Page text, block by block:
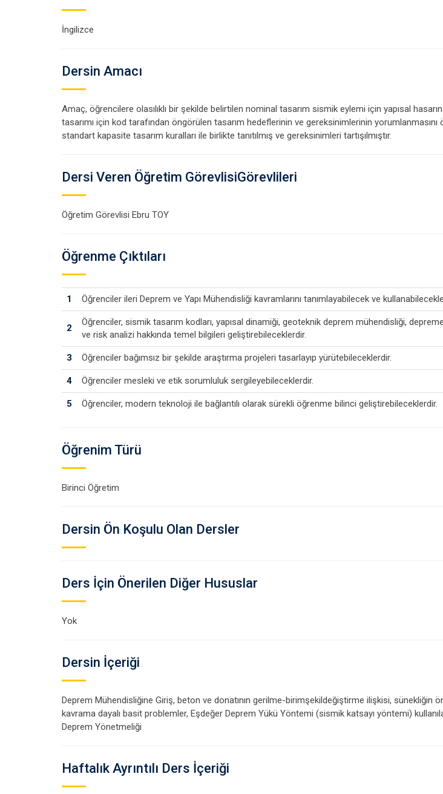
İngilizce
Dersin Amacı
Amaç, öğrencilere olasılıklı bir şekilde belirtilen nominal tasarım sismik eylemi için yapısal
tasarımı için kod tarafından öngörülen tasarım hedeflerinin ve gereksinimlerinin
standart kapasite tasarım kuralları ile birlikte tanıtılmış ve gereksinimleri tartışılmıştır.
Dersi Veren Öğretim GörevlisiGörevlileri
Öğretim Görevlisi Ebru TOY
Öğrenme Çıktıları
1 Öğrenciler ileri Deprem ve Yapı Mühendisliği kavramlarını tanımlayabilecek ve
2
Öğrenciler, sismik tasarım kodları, yapısal dinamiği, geoteknik deprem mühendisliği,
ve risk analizi hakkında temel bilgileri geliştirebileceklerdir.
3 Öğrenciler bağımsız bir şekilde araştırma projeleri tasarlayıp yürütebileceklerdir.
4 Öğrenciler mesleki ve etik sorumluluk sergileyebileceklerdir.
5 Öğrenciler, modern teknoloji ile bağlantılı olarak sürekli öğrenme bilinci geliştirebileceklerdir.
Öğrenim Türü
Birinci Öğretim
Dersin Ön Koşulu Olan Dersler
Ders İçin Önerilen Diğer Hususlar
Yok
Dersin İçeriği
Deprem Mühendisliğine Giriş, beton ve donatının gerilme-birimşekildeğiştirme ilişkisi, sünekliğin
kavrama dayalı basit problemler, Eşdeğer Deprem Yükü Yöntemi (sismik katsayı yöntemi)
Deprem Yönetmeliği
Haftalık Ayrıntılı Ders İçeriği